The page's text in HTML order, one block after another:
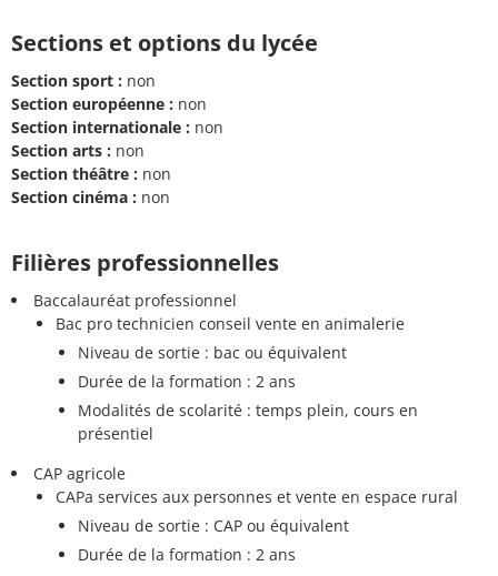
Sections et options du lycée
Section sport : non
Section européenne : non
Section internationale : non
Section arts : non
Section théâtre : non
Section cinéma : non
Filières professionnelles
Baccalauréat professionnel
Bac pro technicien conseil vente en animalerie
Niveau de sortie : bac ou équivalent
Durée de la formation : 2 ans
Modalités de scolarité : temps plein, cours en
présentiel
CAP agricole
CAPa services aux personnes et vente en espace rural
Niveau de sortie : CAP ou équivalent
Durée de la formation : 2 ans